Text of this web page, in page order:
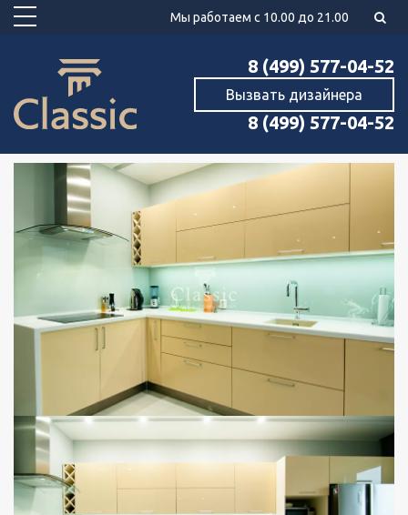
Мы работаем с 10.00 до 21.00
8 (499) 577-04-52
Вызвать дизайнера
8 (499) 577-04-52